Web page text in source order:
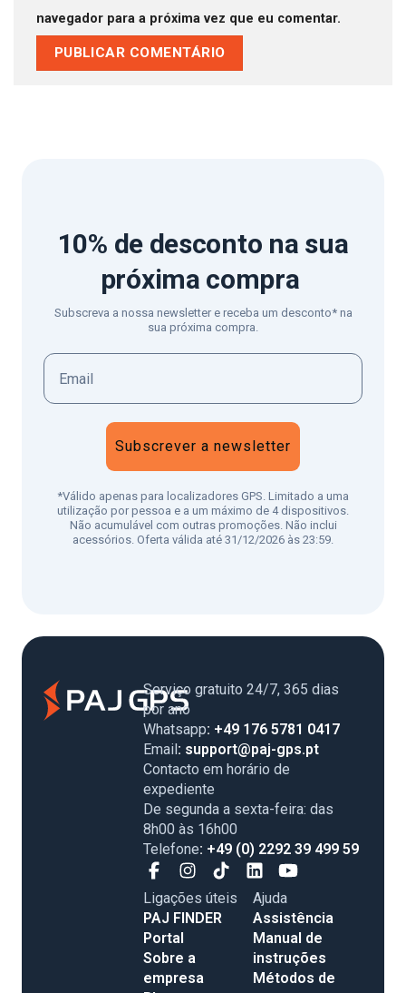
navegador para a próxima vez que eu comentar.
10% de desconto na sua
próxima compra
Subscreva a nossa newsletter e receba um desconto* na
sua próxima compra.
Subscrever a newsletter
*Válido apenas para localizadores GPS. Limitado a uma
utilização por pessoa e a um máximo de 4 dispositivos.
Não acumulável com outras promoções. Não inclui
acessórios. Oferta válida até 31/12/2026 às 23:59.
Serviço gratuito 24/7, 365 dias
por ano
Whatsapp: +49 176 5781 0417
Email : support@paj-gps.pt
Contacto em horário de
expediente
De segunda a sexta-feira: das
8h00 às 16h00
Telefone: +49 (0) 2292 39 499 59
Ligações úteis
PAJ FINDER
Portal
Sobre a
empresa
Ajuda
Assistência
Manual de
instruções
Métodos de